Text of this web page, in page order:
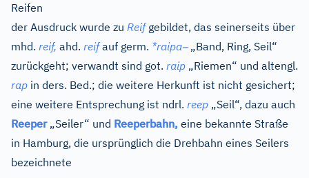
Reifen
der Ausdruck wurde zu Reifgebildet, das seinerseits über
mhd. reif, ahd. reifauf germ. *raipa–„Band, Ring, Seil“
zurückgeht; verwandt sind got. raip „Riemen“ und altengl.
rap in ders. Bed.; die weitere Herkunft ist nicht gesichert;
eine weitere Entsprechung ist ndrl. reep „Seil“, dazu auch
Reeper„Seiler“ und Reeperbahn, eine bekannte Straße
in Hamburg, die ursprünglich die Drehbahn eines Seilers
bezeichnete